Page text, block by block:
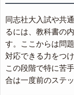
同志社大入試や共
るには、教科書の
す。ここからは問
対応できる力をつけ
この段階で特に苦
合は一度前のステ